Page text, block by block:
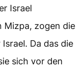
Israel
Mizpa, zogen die
Da das die
sich vor den